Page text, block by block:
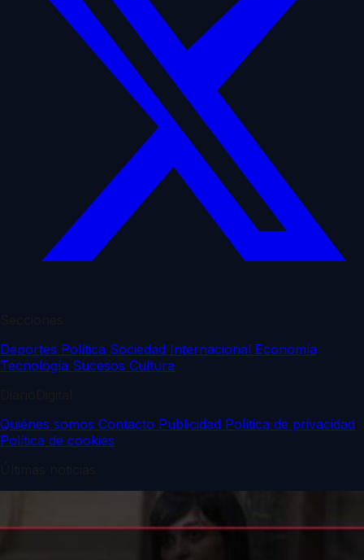
Deportes Política Sociedad Internacional Economía
Tecnología Sucesos Cultura
Quiénes somos Contacto Publicidad Política de privacidad
Política de cookies